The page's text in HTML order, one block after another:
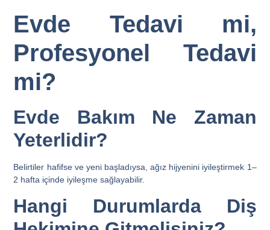
Evde Tedavi mi,
Profesyonel Tedavi
mi?
Evde Bakım Ne Zaman
Yeterlidir?
Belirtiler hafifse ve yeni başladıysa, ağız hijyenini iyileştirmek 1–
2 hafta içinde iyileşme sağlayabilir.
Hangi Durumlarda Diş